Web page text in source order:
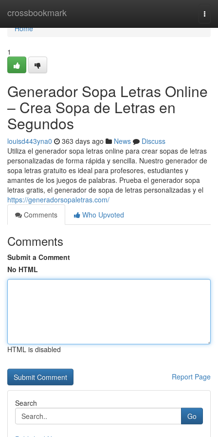
crossbookmark
Home
Home
1
Generador Sopa Letras Online
– Crea Sopa de Letras en
Segundos
louisd443yna0 363 days ago News
Discuss
Utiliza el generador sopa letras online para crear sopas de letras
personalizadas de forma rápida y sencilla. Nuestro generador de
sopa letras gratuito es ideal para profesores, estudiantes y
amantes de los juegos de palabras. Prueba el generador sopa
letras gratis, el generador de sopa de letras personalizadas y el
https://generadorsopaletras.com/
Comments
Who Upvoted
Comments
Submit a Comment
No HTML
HTML is disabled
Report Page
Search
Go